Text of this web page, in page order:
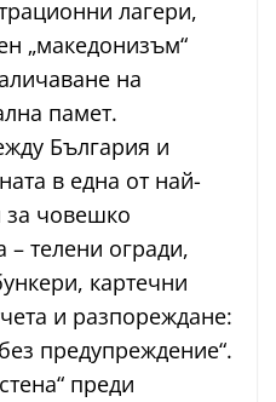
лагери,
„македонизъм“
на
памет.
България и
в една от най-
за човешко
телени огради,
картечни
и разпореждане:
предупреждение“.
преди